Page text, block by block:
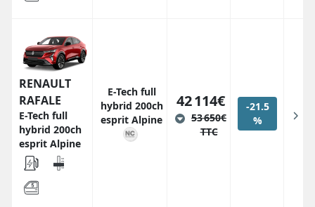
RENAULT
RAFALE
E-Tech full
hybrid 200ch
esprit Alpine
E-Tech full
hybrid 200ch
esprit Alpine
42 114€
53 650€
TTC
-21.5
%